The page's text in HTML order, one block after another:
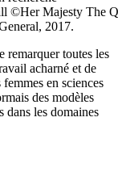
©Her Majesty The
2017.
remarquer toutes les
acharné et de
en sciences
des modèles
dans les domaines